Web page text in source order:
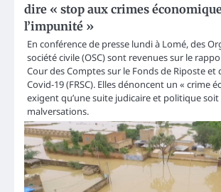
dire « stop aux crimes
l’impunité »
En conférence de presse lundi à Lomé, des
société civile (OSC) sont revenues sur le
Cour des Comptes sur le Fonds de Riposte et
Covid-19 (FRSC). Elles dénoncent un « crime
exigent qu’une suite judicaire et politique
malversations.